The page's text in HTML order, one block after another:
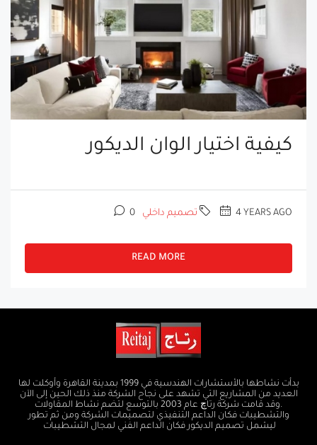
كيفية اختيار الوان الديكور
4 YEARS AGO تصميم داخلي 0
READ MORE
بدأت نشاطها بالأستشارات الهندسية في 1999 بمدينة القاهرة وأوكلت لها
العديد من المشاريع التي تشهد على نجاح الشركة منذ ذلك الحين إلى الآن
.وقد قامت شركة رتاچ عام 2003 بالتوسع لتضم نشاط المقاولات
والتشطيبات فكان الداعم التنفيذي لتصميمات الشركة ومن ثم تطور
ليشمل تصميم الديكور فكان الداعم الفني لمجال التشطيبات